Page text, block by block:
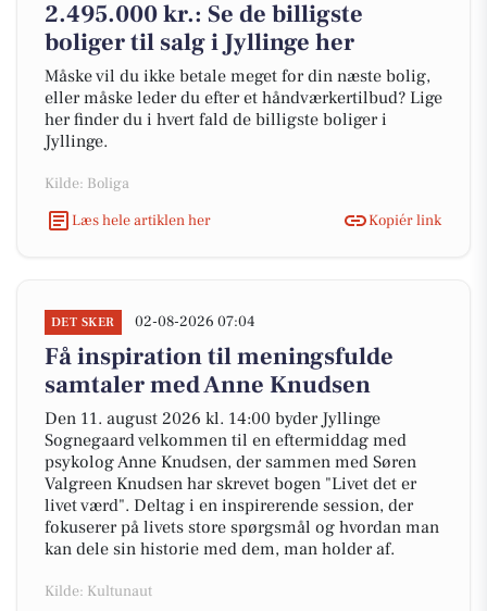
2.495.000 kr.: Se de billigste
boliger til salg i Jyllinge her
Måske vil du ikke betale meget for din næste bolig,
eller måske leder du efter et håndværkertilbud? Lige
her finder du i hvert fald de billigste boliger i
Jyllinge.
Kilde: Boliga
Læs hele artiklen her
Kopiér link
DET SKER 02-08-2026 07:04
Få inspiration til meningsfulde
samtaler med Anne Knudsen
Den 11. august 2026 kl. 14:00 byder Jyllinge
Sognegaard velkommen til en eftermiddag med
psykolog Anne Knudsen, der sammen med Søren
Valgreen Knudsen har skrevet bogen "Livet det er
livet værd". Deltag i en inspirerende session, der
fokuserer på livets store spørgsmål og hvordan man
kan dele sin historie med dem, man holder af.
Kilde: Kultunaut